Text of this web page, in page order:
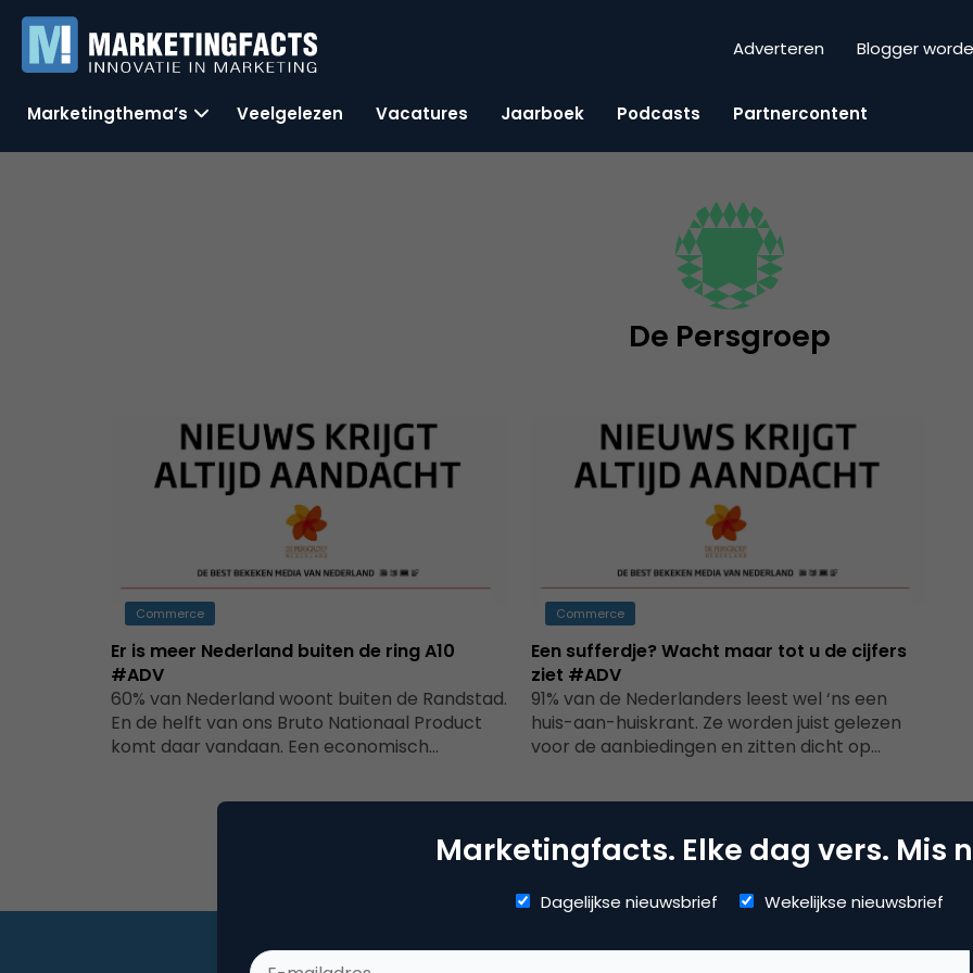
Adverteren Blogger
Marketingthema’s Veelgelezen Vacatures Jaarboek Podcasts Partnercontent
De Persgroep
Commerce
Er is meer Nederland buiten de ring A10
#ADV
60% van Nederland woont buiten de Randstad.
En de helft van ons Bruto Nationaal Product
komt daar vandaan. Een economisch…
Commerce
Een sufferdje? Wacht maar tot u de cijfers
ziet #ADV
91% van de Nederlanders leest wel ‘ns een
huis-aan-huiskrant. Ze worden juist gelezen
voor de aanbiedingen en zitten dicht op…
Marketingfacts. Elke dag vers. Mis
Dagelijkse nieuwsbrief Wekelijkse nieuwsbrief